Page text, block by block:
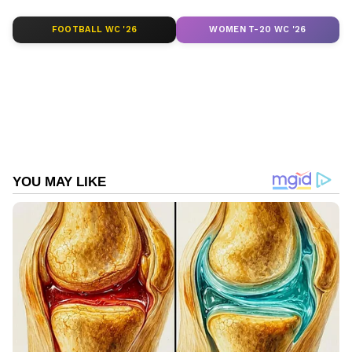
പൊറ്റെക്കാട്ട് എഴുതിയ കവിത
Malayalam Poem: പലായനത്തിന്റെ രണ്ട്
കവിതകള്‍
DOWNLOAD APP
RECOMMENDED STORIES
FOOTBALL WC '26 WOMEN T-20 WC '26